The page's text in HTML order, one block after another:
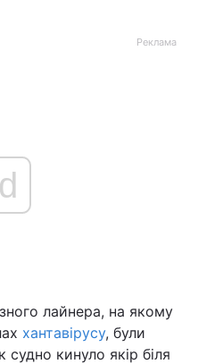
Реклама
лайнера, на якому
хантавірусу, були
судно кинуло якір біля